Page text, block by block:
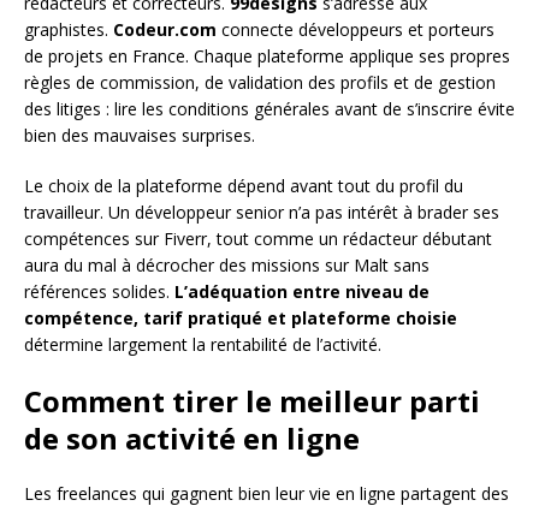
graphistes. Codeur.com connecte développeurs et porteurs
de projets en France. Chaque plateforme applique ses propres
règles de commission, de validation des profils et de gestion
des litiges : lire les conditions générales avant de s’inscrire évite
bien des mauvaises surprises.
Le choix de la plateforme dépend avant tout du profil du
travailleur. Un développeur senior n’a pas intérêt à brader ses
compétences sur Fiverr, tout comme un rédacteur débutant
aura du mal à décrocher des missions sur Malt sans
références solides. L’adéquation entre niveau de
compétence, tarif pratiqué et plateforme choisie
détermine largement la rentabilité de l’activité.
Comment tirer le meilleur parti
de son activité en ligne
Les freelances qui gagnent bien leur vie en ligne partagent des